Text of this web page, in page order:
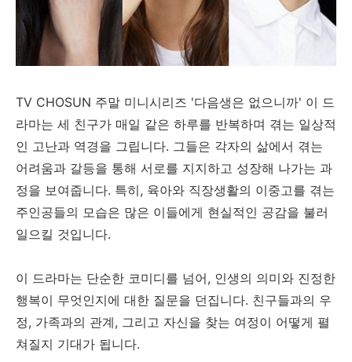
TV CHOSUN 주말 미니시리즈 '다음생은 없으니까' 이 드
라마는 세 친구가 매일 같은 하루를 반복하며 겪는 일상적
인 고난과 역경을 그립니다. 그들은 각자의 삶에서 겪는
어려움과 갈등을 통해 서로를 지지하고 성장해 나가는 과
정을 보여줍니다. 특히, 육아와 직장생활의 이중고를 겪는
주인공들의 모습은 많은 이들에게 현실적인 공감을 불러
일으킬 것입니다.
이 드라마는 단순한 코미디를 넘어, 인생의 의미와 진정한
행복이 무엇인지에 대한 질문을 던집니다. 친구들과의 우
정, 가족과의 관계, 그리고 자신을 찾는 여정이 어떻게 펼
쳐질지 기대가 됩니다.